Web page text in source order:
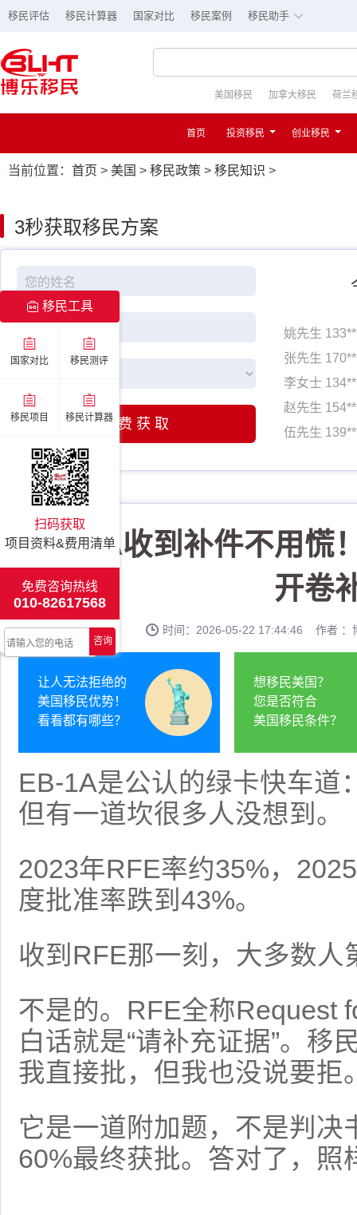
移民评估 移民计算器 国家对比 移民案例 移民助手 ∟
美国移民 加拿大移民 荷兰
首页 投资移民 创业移民
当前位置： 首页 > 美国 > 移民政策 > 移民知识 >
3秒获取移民方案
免费获取
姚先生
张先生
李女士
赵先生
伍先生
姚先生
张先生
李女士
赵先生
伍先生
许先生
刘先生
EB-1A收到补件不用慌
开卷
时间：2026-05-22 17:44:46 作者 ：
让人无法拒绝的
美国移民优势！
看看都有哪些？
想移民美国？
您是否符合
美国移民条件？
EB-1A是公认的绿卡快车道
但有一道坎很多人没想到。
2023年RFE率约35%，
度批准率跌到43%。
收到RFE那一刻，大多数人
不是的。RFE全称Request
白话就是“请补充证据”。移
我直接批，但我也没说要拒
它是一道附加题，不是判
60%最终获批。答对了，照
移民工具
国家对比 移民测评
移民项目 移民计算器
扫码获取
项目资料&费用清单
免费咨询热线
010-82617568
咨询